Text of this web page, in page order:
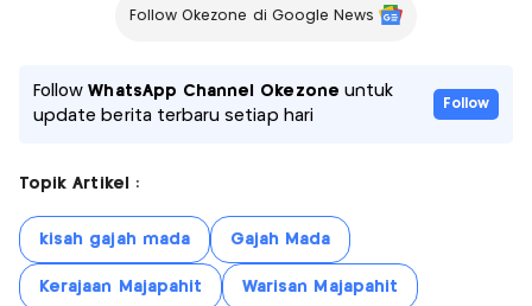
Follow Okezone di Google News
FollowWhatsApp Channel Okezone untuk
update berita terbaru setiap hari
Follow
Topik Artikel :
kisah gajah mada Gajah Mada
Kerajaan Majapahit Warisan Majapahit